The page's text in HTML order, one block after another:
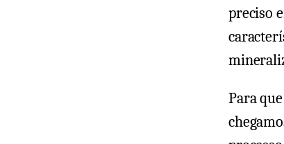
preciso
Para